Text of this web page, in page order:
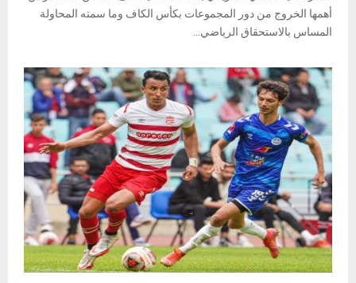
أهمها الخروج من دور المجموعات بكأس الكاف وما سمته المحاولة
المساس بالاستحقاق الرياضي...